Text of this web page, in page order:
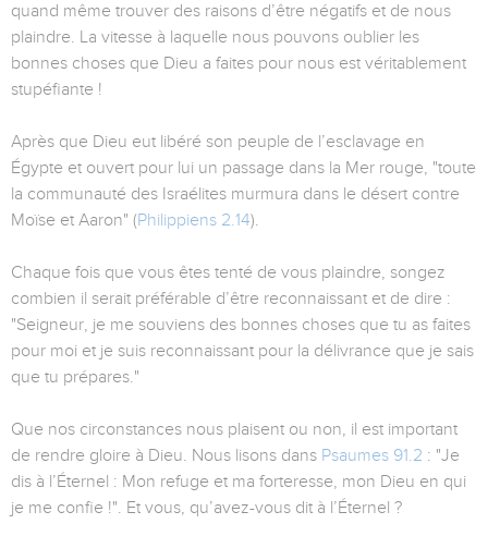
quand même trouver des raisons d’être négatifs et de nous
plaindre. La vitesse à laquelle nous pouvons oublier les
bonnes choses que Dieu a faites pour nous est véritablement
stupéfiante !
Après que Dieu eut libéré son peuple de l’esclavage en
Égypte et ouvert pour lui un passage dans la Mer rouge, "toute
la communauté des Israélites murmura dans le désert contre
Moïse et Aaron" (Philippiens 2.14).
Chaque fois que vous êtes tenté de vous plaindre, songez
combien il serait préférable d’être reconnaissant et de dire :
"Seigneur, je me souviens des bonnes choses que tu as faites
pour moi et je suis reconnaissant pour la délivrance que je sais
que tu prépares."
Que nos circonstances nous plaisent ou non, il est important
de rendre gloire à Dieu. Nous lisons dans Psaumes 91.2 : "Je
dis à l’Éternel : Mon refuge et ma forteresse, mon Dieu en qui
je me confie !". Et vous, qu’avez-vous dit à l’Éternel ?